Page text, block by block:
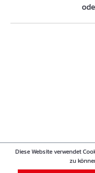
Diese Website verwendet
zu